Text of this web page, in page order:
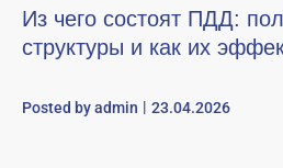
Из чего состоят ПДД:
структуры и как их
Posted byadmin 23.04.2026